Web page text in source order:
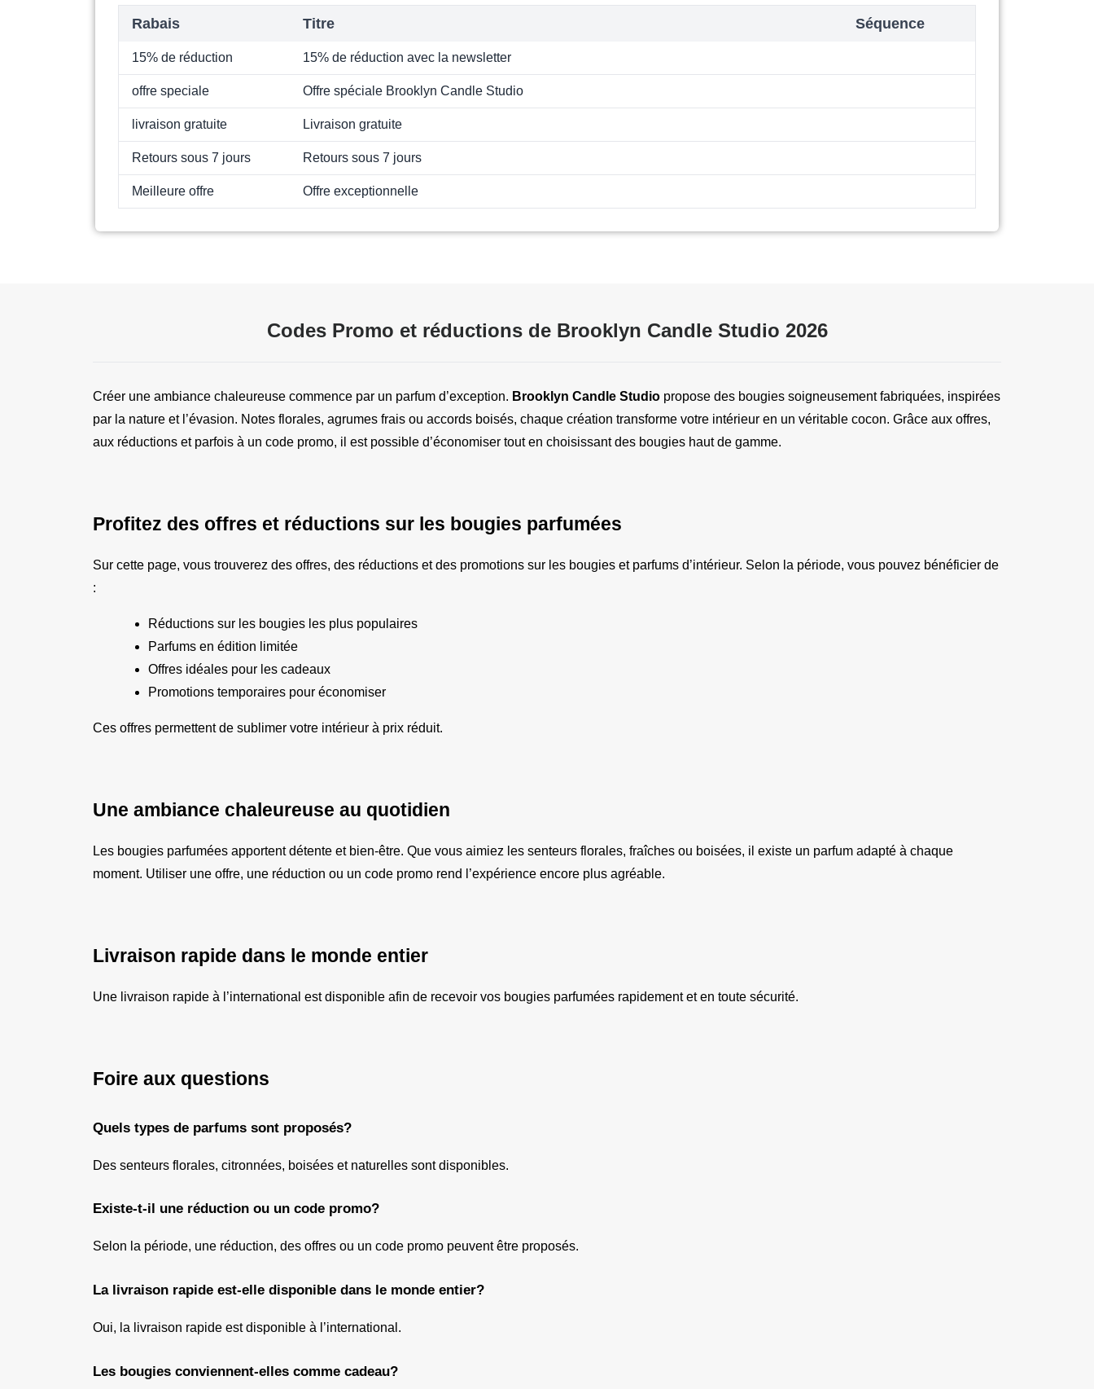
Rabais Titre Séquence
15% de réduction 15% de réduction avec la newsletter
offre speciale Offre spéciale Brooklyn Candle Studio
livraison gratuite Livraison gratuite
Retours sous 7 jours Retours sous 7 jours
Meilleure offre Offre exceptionnelle
Codes Promo et réductions de Brooklyn Candle Studio 2026
Créer une ambiance chaleureuse commence par un parfum d’exception. Brooklyn Candle Studio propose des bougies soigneusement fabriquées, inspirées
par la nature et l’évasion. Notes florales, agrumes frais ou accords boisés, chaque création transforme votre intérieur en un véritable cocon. Grâce aux offres,
aux réductions et parfois à un code promo, il est possible d’économiser tout en choisissant des bougies haut de gamme.
Profitez des offres et réductions sur les bougies parfumées
Sur cette page, vous trouverez des offres, des réductions et des promotions sur les bougies et parfums d’intérieur. Selon la période, vous pouvez bénéficier de
:
Réductions sur les bougies les plus populaires
Parfums en édition limitée
Offres idéales pour les cadeaux
Promotions temporaires pour économiser
Ces offres permettent de sublimer votre intérieur à prix réduit.
Une ambiance chaleureuse au quotidien
Les bougies parfumées apportent détente et bien-être. Que vous aimiez les senteurs florales, fraîches ou boisées, il existe un parfum adapté à chaque
moment. Utiliser une offre, une réduction ou un code promo rend l’expérience encore plus agréable.
Livraison rapide dans le monde entier
Une livraison rapide à l’international est disponible afin de recevoir vos bougies parfumées rapidement et en toute sécurité.
Foire aux questions
Quels types de parfums sont proposés?
Des senteurs florales, citronnées, boisées et naturelles sont disponibles.
Existe-t-il une réduction ou un code promo?
Selon la période, une réduction, des offres ou un code promo peuvent être proposés.
La livraison rapide est-elle disponible dans le monde entier?
Oui, la livraison rapide est disponible à l’international.
Les bougies conviennent-elles comme cadeau?